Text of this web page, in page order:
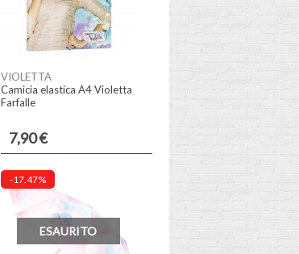
VIOLETTA
Camicia elastica A4 Violetta
Farfalle
7,90 €
-17.47%
ESAURITO